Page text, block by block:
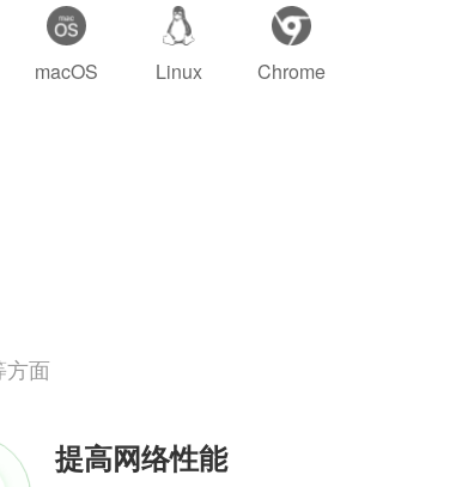
macOS Linux Chrome
方面
提高网络性能